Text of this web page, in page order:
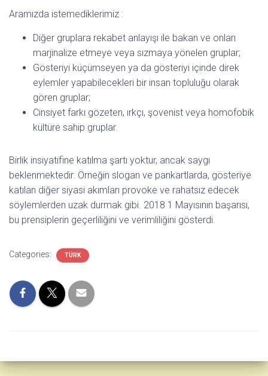
Aramızda istemediklerimiz :
Diğer gruplara rekabet anlayışı ile bakan ve onları
marjinalize etmeye veya sızmaya yönelen gruplar;
Gösteriyi küçümseyen ya da gösteriyi içinde direk
eylemler yapabilecekleri bir insan topluluğu olarak
gören gruplar;
Cinsiyet farkı gözeten, ırkçı, şovenist veya homofobik
kültüre sahip gruplar.
Birlik insiyatifine katılma şartı yoktur, ancak saygı
beklenmektedir. Örneğin slogan ve pankartlarda, gösteriye
katılan diğer siyasi akımları provoke ve rahatsız edecek
söylemlerden uzak durmak gibi. 2018 1 Mayısının başarısı,
bu prensiplerin geçerliliğini ve verimliliğini gösterdi.
Categories: TÜRK